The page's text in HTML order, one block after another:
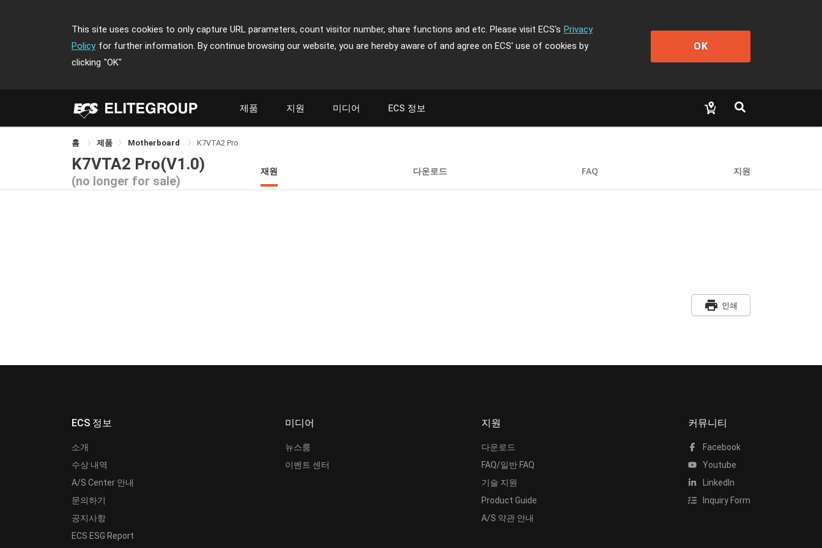
This site uses cookies to only capture URL parameters, count visitor number, share functions and etc. Please visit ECS's Privacy
Policy for further information. By continue browsing our website, you are hereby aware of and agree on ECS' use of cookies by
clicking "OK"
OK
제품 지원 미디어 ECS 정보
홈 제품 Motherboard K7VTA2 Pro
K7VTA2 Pro(V1.0)
(no longer for sale)
재원 다운로드 FAQ 지원
print 인쇄
ECS 정보
소개
수상 내역
A/S Center 안내
문의하기
공지사항
ECS ESG Report
미디어
뉴스룸
이벤트 센터
지원
다운로드
FAQ/일반 FAQ
기술 지원
Product Guide
A/S 약관 안내
커뮤니티
Facebook
Youtube
LinkedIn
Inquiry Form